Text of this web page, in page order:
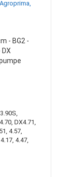
- BG2 -
DX4.71,
4.57,
4.47,